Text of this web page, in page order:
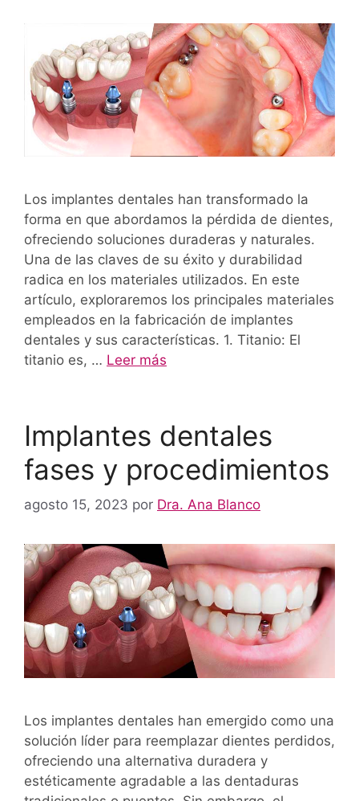
Los implantes dentales han transformado la
forma en que abordamos la pérdida de dientes,
ofreciendo soluciones duraderas y naturales.
Una de las claves de su éxito y durabilidad
radica en los materiales utilizados. En este
artículo, exploraremos los principales materiales
empleados en la fabricación de implantes
dentales y sus características. 1. Titanio: El
titanio es, … Leer más
Implantes dentales
fases y procedimientos
agosto 15, 2023 por Dra. Ana Blanco
Los implantes dentales han emergido como una
solución líder para reemplazar dientes perdidos,
ofreciendo una alternativa duradera y
estéticamente agradable a las dentaduras